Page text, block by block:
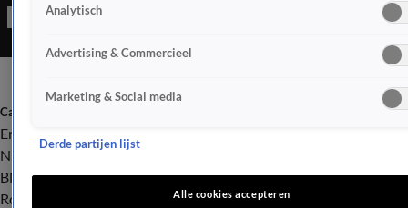
Categorieën
Entertainment
Nieuws
BN'ers
Royalty
Analytisch
Advertising & Commercieel
Marketing & Social media
Derde partijen lijst
Alle cookies accepteren